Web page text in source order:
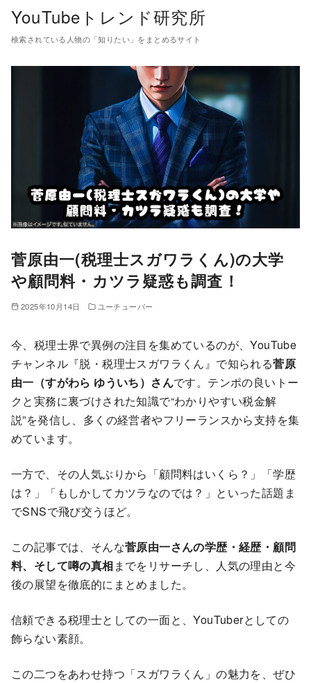
YouTubeトレンド研究所
検索されている人物の「知りたい」をまとめるサイト
菅原由一(税理士スガワラくん)の大学
や顧問料・カツラ疑惑も調査！
2025年10月14日 ユーチューバー
今、税理士界で異例の注目を集めているのが、YouTube
チャンネル『脱・税理士スガワラくん』で知られる菅原
由一（すがわら ゆういち）さんです。テンポの良いトー
クと実務に裏づけされた知識で“わかりやすい税金解
説”を発信し、多くの経営者やフリーランスから支持を集
めています。
一方で、その人気ぶりから「顧問料はいくら？」「学歴
は？」「もしかしてカツラなのでは？」といった話題ま
でSNSで飛び交うほど。
この記事では、そんな菅原由一さんの学歴・経歴・顧問
料、そして噂の真相までをリサーチし、人気の理由と今
後の展望を徹底的にまとめました。
信頼できる税理士としての一面と、YouTuberとしての
飾らない素顔。
この二つをあわせ持つ「スガワラくん」の魅力を、ぜひ